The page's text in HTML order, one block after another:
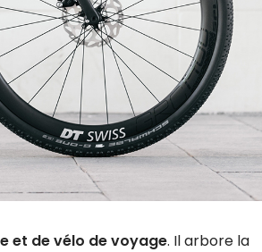
et de vélo de voyage. Il arbore la